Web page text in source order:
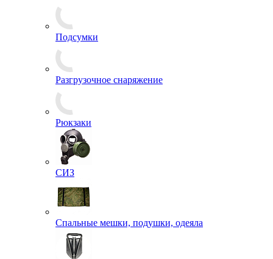
Подсумки
Разгрузочное снаряжение
Рюкзаки
СИЗ
Спальные мешки, подушки, одеяла